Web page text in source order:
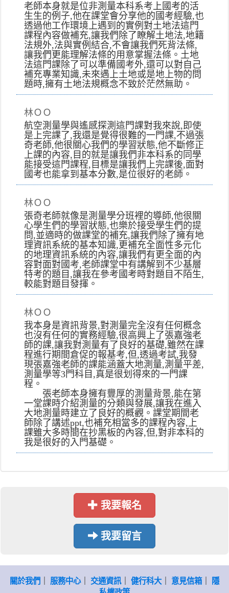
老師本身就是位非測量本科系考上國考的活
生生的例子,他在課堂會分享他的國考經驗,也
透過他工作環境上遇到的實例對土地法這門
課程內容做補充,讓我們除了瞭解土地法,地籍
法規外,法與實例結合,不會讓我們死背法條,
讓我們更能理解法條的用意掌握法條。土地
法這門課除了可以準備國考外,還可以對自己
補充專業知識,未來遇上土地或是地上物的問
題時,擁有土地法規概念不致於茫然無助。
林ＯＯ
航空測量學與遙感探測這門課對我來說,即使
是上完課了,我還是覺得很難的一門課,不過張
奇老師,他很關心我們的學習狀態,他不斷修正
上課的內容,目的就是讓我們非本科系的同學
能接受這門課程,目標是讓我們上完課後,面對
國考也能拿到基本分數,是位很好的老師。
林ＯＯ
張奇老師就像是測量學分班裡的導師,他很關
心學生們的學習狀態,也樂於接受學生們的提
問,並適時的做課堂的補充,讓我們除了擁有地
理資訊系統的基本知識,更補充全面性多元化
的地理資訊系統的內容,讓我們有更全面的內
容對面對國考,老師課堂中有講解到不少基層
特考的題目,讓我在參考國考時對題目不陌生,
較能對題目發揮。
林ＯＯ
我本身是資訊背景,對測量完全沒有任何概念
也沒有任何的實務經驗,很高興上了張嘉強老
師的課,讓我對測量有了良好的基礎,雖然在課
程進行期間倉促的報基考,但,透過考試,我發
現張嘉強老師的課能涵蓋大地測量,測量平差,
測量學等3門科目,真是很划得來的一門課
程。
張老師本身擁有豐厚的測量背景,能在第
一堂課時介紹測量的分類與發展,讓我在進入
大地測量時建立了良好的概觀。課堂期間老
師除了講述ppt,也補充相當多的課程內容,上
課雖大多時間在抄黑板的內容,但,對非本科的
我是很好的入門基礎。
我要報名
我要留言
關於我們 服務中心｜ 交通資訊｜ 健行科大｜ 意見信箱｜
隱